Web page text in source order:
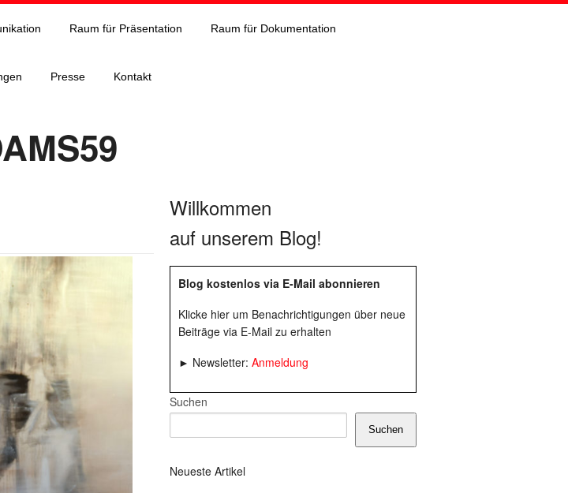
Raum für Präsentation Raum für Dokumentation
Presse Kontakt
Willkommen
auf unserem Blog!
Blog kostenlos via E-Mail abonnieren
Klicke hier um Benachrichtigungen über neue
Beiträge via E-Mail zu erhalten
► Newsletter: Anmeldung
Suchen
Suchen
Neueste Artikel